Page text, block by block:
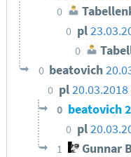
0
0 pl
0
0 beatovich
0 pl
0 beatovich
0 pl
1 Gunnar